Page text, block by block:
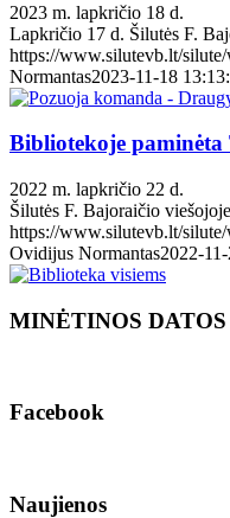
2023 m. lapkričio 18 d.
Lapkričio 17 d. Šilutės F.
https://www.silutevb.lt/
Normantas2023-11-18
Bibliotekoje paminėta
2022 m. lapkričio 22 d.
Šilutės F. Bajoraičio
https://www.silutevb.lt/
Ovidijus Normantas2022-
MINĖTINOS DATOS
Facebook
Naujienos